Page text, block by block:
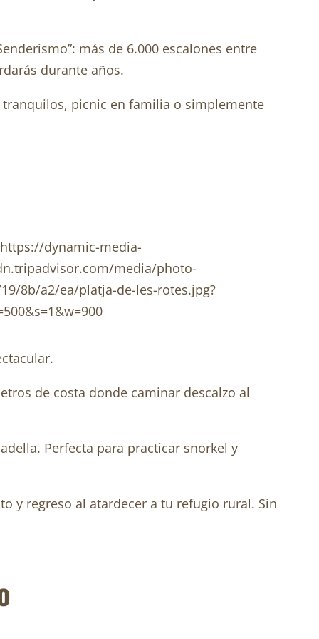
más de 6.000 escalones entre
durante años.
picnic en familia o simplemente
de costa donde caminar descalzo al
Perfecta para practicar snorkel y
y regreso al atardecer a tu refugio rural. Sin